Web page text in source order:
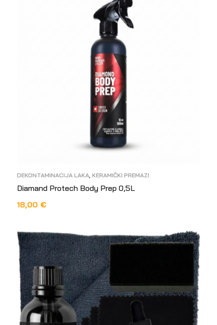
DEKONTAMINACIJA LAKA, KERAMIČKI PREMAZI
Diamand Protech Body Prep 0,5L
18,00 €